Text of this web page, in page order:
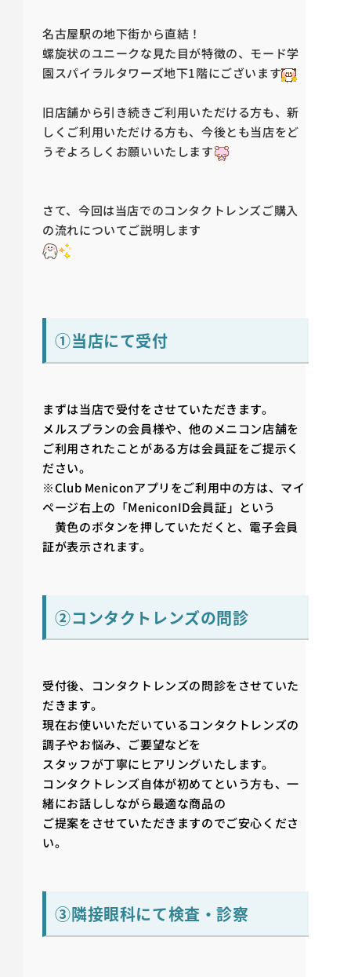
名古屋駅の地下街から直結！
螺旋状のユニークな見た目が特徴の、モード学
園スパイラルタワーズ地下1階にございます
旧店舗から引き続きご利用いただける方も、新
しくご利用いただける方も、今後とも当店をど
うぞよろしくお願いいたします
さて、今回は当店でのコンタクトレンズご購入
の流れについてご説明します
①当店にて受付
まずは当店で受付をさせていただきます。
メルスプランの会員様や、他のメニコン店舗を
ご利用されたことがある方は会員証をご提示く
ださい。
※Club Meniconアプリをご利用中の方は、マイ
ページ右上の「MeniconID会員証」という
黄色のボタンを押していただくと、電子会員
証が表示されます。
②コンタクトレンズの問診
受付後、コンタクトレンズの問診をさせていた
だきます。
現在お使いいただいているコンタクトレンズの
調子やお悩み、ご要望などを
スタッフが丁寧にヒアリングいたします。
コンタクトレンズ自体が初めてという方も、一
緒にお話ししながら最適な商品の
ご提案をさせていただきますのでご安心くださ
い。
③隣接眼科にて検査・診察